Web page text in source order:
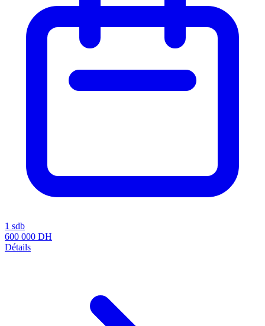
1 sdb
600 000 DH
Détails